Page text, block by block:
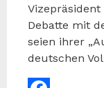
Debatte mit
seien ihrer
deutschen